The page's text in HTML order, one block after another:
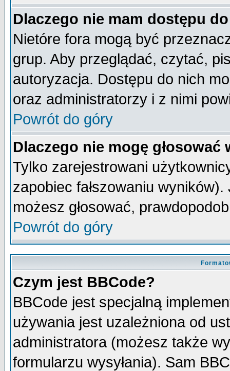
Dlaczego nie mam dostępu
Nietóre fora mogą być
grup. Aby przeglądać, czytać,
autoryzacja. Dostępu do nich
oraz administratorzy i z nimi
Powrót do góry
Dlaczego nie mogę głosować
Tylko zarejestrowani
zapobiec fałszowaniu
możesz głosować,
Powrót do góry
Czym jest BBCode?
BBCode jest specjalną
używania jest uzależniona od
administratora (możesz także
formularzu wysyłania). Sam